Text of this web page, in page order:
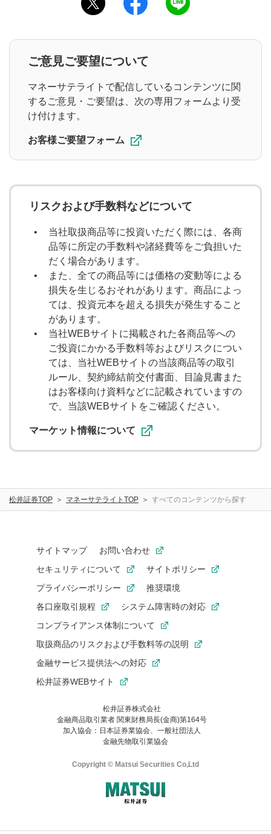
このページをツイッターでシェアする
このページをフェイスブックでシ
このページをラインで
ご意見ご要望について
マネーサテライトで配信しているコンテンツに関
するご意見・ご要望は、次の専用フォームより受
け付けます。
お客様ご要望フォーム
リスクおよび手数料などについて
当社取扱商品等に投資いただく際には、各商
品等に所定の手数料や諸経費等をご負担いた
だく場合があります。
また、全ての商品等には価格の変動等による
損失を生じるおそれがあります。商品によっ
ては、投資元本を超える損失が発生すること
があります。
当社WEBサイトに掲載された各商品等への
ご投資にかかる手数料等およびリスクについ
ては、当社WEBサイトの当該商品等の取引
ルール、契約締結前交付書面、目論見書また
はお客様向け資料などに記載されていますの
で、当該WEBサイトをご確認ください。
マーケット情報について
松井証券TOP マネーサテライトTOP すべてのコンテンツから探す
サイトマップ
お問い合わせ
セキュリティについて
サイトポリシー
プライバシーポリシー
推奨環境
各口座取引規程
システム障害時の対応
コンプライアンス体制について
取扱商品のリスクおよび手数料等の説明
金融サービス提供法への対応
松井証券WEBサイト
松井証券株式会社
金融商品取引業者 関東財務局長(金商)第164号
加入協会：日本証券業協会、一般社団法人
金融先物取引業協会
Copyright © Matsui Securities Co,Ltd
ご利用の環境(Internet Explorer)は、本サイトの推奨環境外のた